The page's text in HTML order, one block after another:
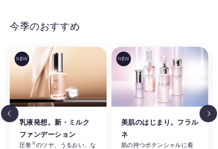
今季のおすすめ
乳液発想。新・ミルク
ファンデーション
圧巻 ※のツヤ、うるおい、な
美肌のはじまり。フラル
ネ
肌の持つポテンシャルに着